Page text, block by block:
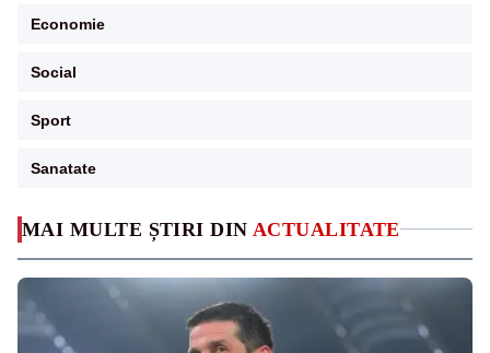
MAI MULTE ȘTIRI DIN ACTUALITATE
Economie
Social
Sport
Sanatate